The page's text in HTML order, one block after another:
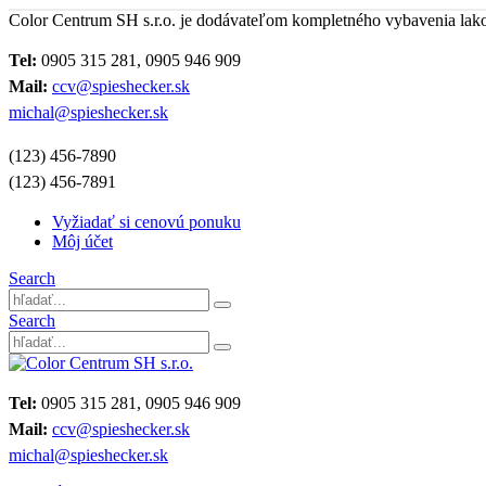
Color Centrum SH s.r.o. je dodávateľom kompletného vybavenia
Tel: 0905 315 281, 0905 946 909
Mail: ccv@spieshecker.sk
michal@spieshecker.sk
(123) 456-7890
(123) 456-7891
Vyžiadať si cenovú ponuku
Môj účet
Search
Search
Tel: 0905 315 281, 0905 946 909
Mail: ccv@spieshecker.sk
michal@spieshecker.sk